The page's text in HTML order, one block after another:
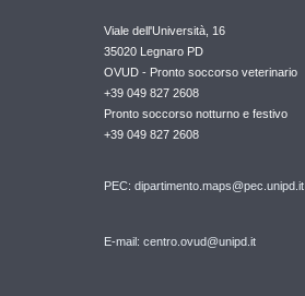
Viale dell'Università, 16
35020 Legnaro PD
OVUD - Pronto soccorso veterinario
+39 049 827 2608
Pronto soccorso notturno e festivo
+39 049 827 2608
PEC: dipartimento.maps@pec.unipd.it
E-mail: centro.ovud@unipd.it